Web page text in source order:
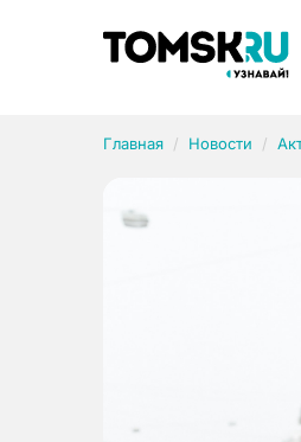
Главная Новости
Рубрики